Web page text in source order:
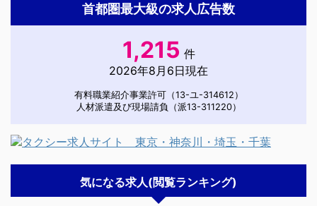
首都圏最大級の求人広告数
1,215 件
2026年8月6日現在
有料職業紹介事業許可（13-ユ-314612）
人材派遣及び現場請負（派13-311220）
気になる求人(閲覧ランキング)